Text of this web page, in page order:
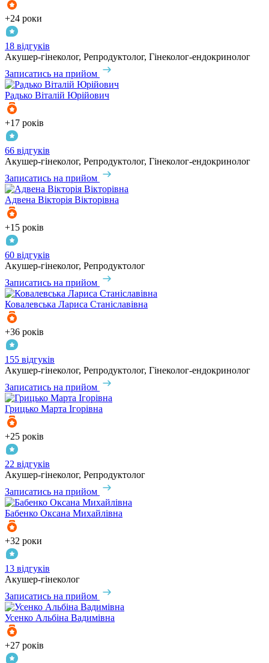
+24 роки
18 відгуків
Акушер-гінеколог, Репродуктолог, Гінеколог-ендокринолог
Записатись на прийом
Радько Віталій Юрійович
+17 років
66 відгуків
Акушер-гінеколог, Репродуктолог, Гінеколог-ендокринолог
Записатись на прийом
Адвена Вікторія Вікторівна
+15 років
60 відгуків
Акушер-гінеколог, Репродуктолог
Записатись на прийом
Ковалевська Лариса Станіславівна
+36 років
155 відгуків
Акушер-гінеколог, Репродуктолог, Гінеколог-ендокринолог
Записатись на прийом
Грицько Марта Ігорівна
+25 років
22 відгуків
Акушер-гінеколог, Репродуктолог
Записатись на прийом
Бабенко Оксана Михайлівна
+32 роки
13 відгуків
Акушер-гінеколог
Записатись на прийом
Усенко Альбіна Вадимівна
+27 років